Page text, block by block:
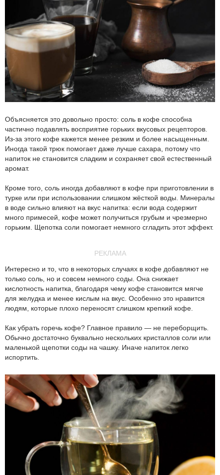
Объясняется это довольно просто: соль в кофе способна
частично подавлять восприятие горьких вкусовых рецепторов.
Из-за этого кофе кажется менее резким и более насыщенным.
Иногда такой трюк помогает даже лучше сахара, потому что
напиток не становится сладким и сохраняет свой естественный
аромат.
Кроме того, соль иногда добавляют в кофе при приготовлении в
турке или при использовании слишком жёсткой воды. Минералы
в воде сильно влияют на вкус напитка: если вода содержит
много примесей, кофе может получиться грубым и чрезмерно
горьким. Щепотка соли помогает немного сгладить этот эффект.
РЕКЛАМА
Интересно и то, что в некоторых случаях в кофе добавляют не
только соль, но и совсем немного соды. Она снижает
кислотность напитка, благодаря чему кофе становится мягче
для желудка и менее кислым на вкус. Особенно это нравится
людям, которые плохо переносят слишком крепкий кофе.
Как убрать горечь кофе? Главное правило — не переборщить.
Обычно достаточно буквально нескольких кристаллов соли или
маленькой щепотки соды на чашку. Иначе напиток легко
испортить.